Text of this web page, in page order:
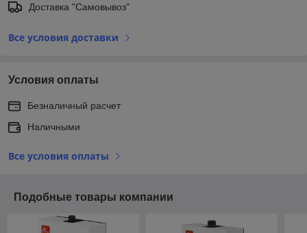
Доставка "Самовывоз"
Все условия доставки
Условия оплаты
Безналичный расчет
Наличными
Все условия оплаты
Подобные товары компании